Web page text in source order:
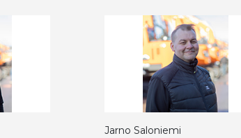
Jarno Saloniemi